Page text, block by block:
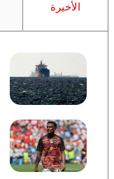
الأخيرة